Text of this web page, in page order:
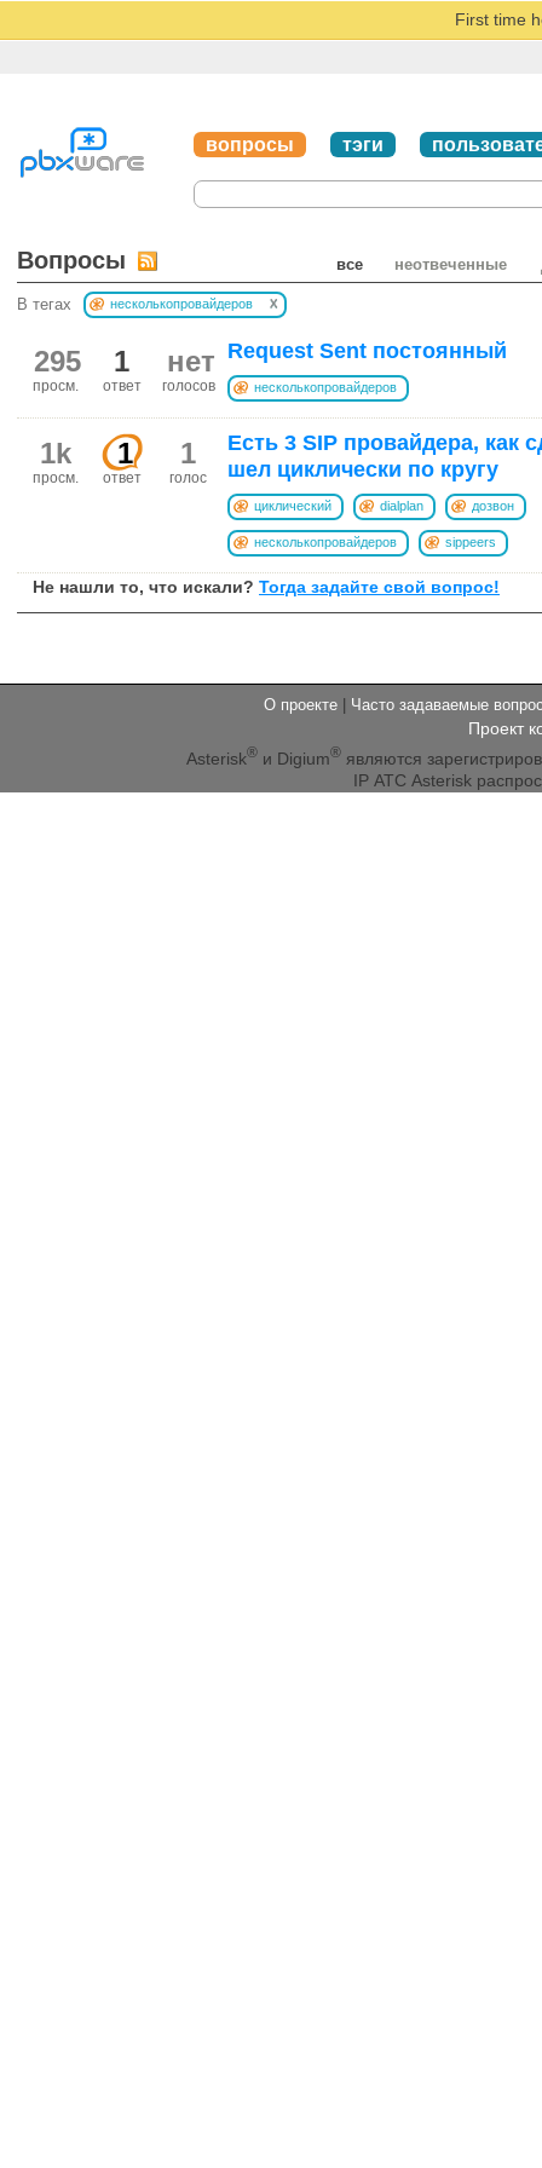
First time
вопросы тэги
все неотвеченные
Вопросы
В тегах несколькопровайдеров x
нет
голосов
1
ответ
295
просм.
Request Sent постоянный
несколькопровайдеров
1
голос
1
ответ
1k
просм.
Есть 3 SIP провайдера, как
шел циклически по кругу
циклический dialplan дозвон
несколькопровайдеров sippeers
Не нашли то, что искали? Тогда задайте свой вопрос!
О проекте | Часто задаваемые
Проект
Asterisk®и Digium®являются
IP АТС Asterisk